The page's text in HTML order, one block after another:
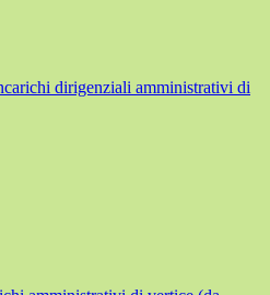
dirigenziali amministrativi di